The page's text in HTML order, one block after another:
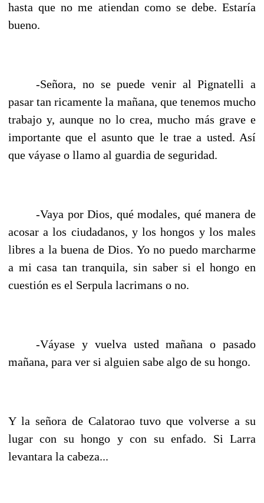
hasta que no me atiendan como se debe. Estaría
bueno.
-Señora, no se puede venir al Pignatelli a
pasar tan ricamente la mañana, que tenemos mucho
trabajo y, aunque no lo crea, mucho más grave e
importante que el asunto que le trae a usted. Así
que váyase o llamo al guardia de seguridad.
-Vaya por Dios, qué modales, qué manera de
acosar a los ciudadanos, y los hongos y los males
libres a la buena de Dios. Yo no puedo marcharme
a mi casa tan tranquila, sin saber si el hongo en
cuestión es el Serpula lacrimans o no.
-Váyase y vuelva usted mañana o pasado
mañana, para ver si alguien sabe algo de su hongo.
Y la señora de Calatorao tuvo que volverse a su
lugar con su hongo y con su enfado. Si Larra
levantara la cabeza...